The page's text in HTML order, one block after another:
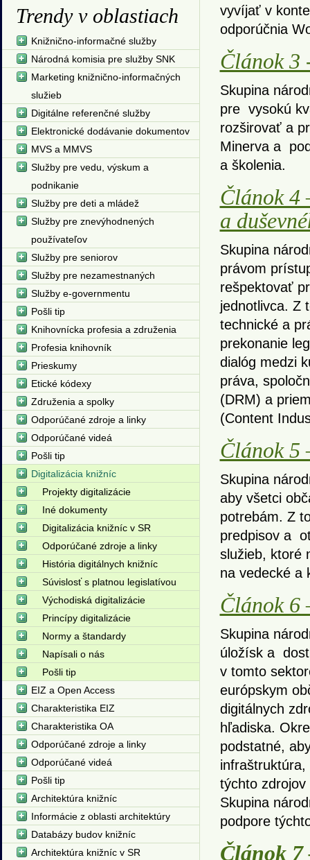
vyvíjať v
odporúčnia
Článok 3
Skupina
pre vysokú
rozširovať a
Minerva a
a školenia.
Článok 4
a
Skupina
právom
rešpektovať
jednotlivca. Z
technické a
prekonanie
dialóg medzi
práva,
(DRM) a
(Content
Článok 5
Skupina
aby všetci
potrebám. Z
predpisov a
služieb, ktoré
na vedecké a
Článok 6
Skupina
úložísk a
v tomto
európskym
digitálnych
hľadiska.
podstatné,
infraštruktúra,
týchto
Skupina
podpore
Článok 7
Trendy v oblastiach
Knižnično-informačné služby
Národná komisia pre služby SNK
Marketing knižnično-informačných
služieb
Digitálne referenčné služby
Elektronické dodávanie dokumentov
MVS a MMVS
Služby pre vedu, výskum a
podnikanie
Služby pre deti a mládež
Služby pre znevýhodnených
používateľov
Služby pre seniorov
Služby pre nezamestnaných
Služby e-governmentu
Pošli tip
Knihovnícka profesia a združenia
Profesia knihovník
Prieskumy
Etické kódexy
Združenia a spolky
Odporúčané zdroje a linky
Odporúčané videá
Pošli tip
Digitalizácia knižníc
Projekty digitalizácie
Iné dokumenty
Digitalizácia knižníc v SR
Odporúčané zdroje a linky
História digitálnych knižníc
Súvislosť s platnou legislatívou
Východiská digitalizácie
Princípy digitalizácie
Normy a štandardy
Napísali o nás
Pošli tip
EIZ a Open Access
Charakteristika EIZ
Charakteristika OA
Odporúčané zdroje a linky
Odporúčané videá
Pošli tip
Architektúra knižníc
Informácie z oblasti architektúry
Databázy budov knižníc
Architektúra knižníc v SR